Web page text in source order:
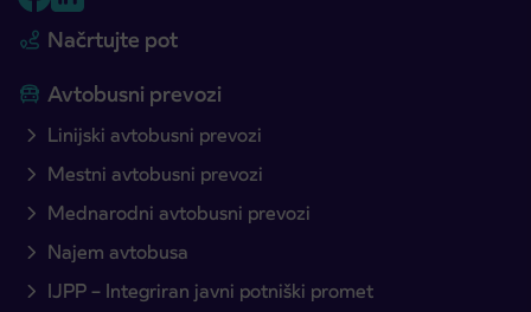
Načrtujte pot
Avtobusni prevozi
Linijski avtobusni prevozi
Mestni avtobusni prevozi
Mednarodni avtobusni prevozi
Najem avtobusa
IJPP – Integriran javni potniški promet